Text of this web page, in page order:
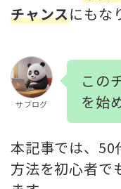
チャンスにもな
サブログ
この
を始
本記事では、50
方法を初心者で